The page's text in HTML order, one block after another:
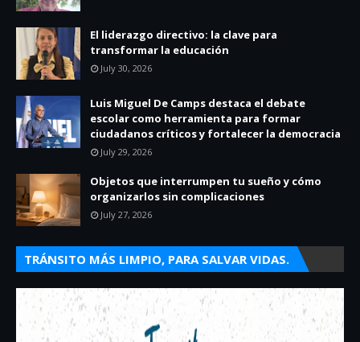
El liderazgo directivo: la clave para
transformar la educación
July 30, 2026
Luis Miguel De Camps destaca el debate
escolar como herramienta para formar
ciudadanos críticos y fortalecer la democracia
July 29, 2026
Objetos que interrumpen tu sueño y cómo
organizarlos sin complicaciones
July 27, 2026
TRÁNSITO MÁS LIMPIO, PARA SALVAR VIDAS.